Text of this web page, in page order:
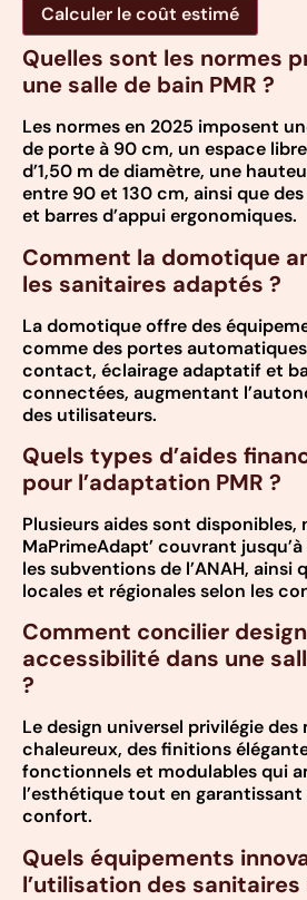
Calculer le coût estimé
Quelles sont les normes
une salle de bain PMR ?
Les normes en 2025 imposent
de porte à 90 cm, un espace
d’1,50 m de diamètre, une
entre 90 et 130 cm, ainsi que
et barres d’appui ergonomiques.
Comment la domotique
les sanitaires adaptés ?
La domotique offre des
comme des portes
contact, éclairage adaptatif et
connectées, augmentant
des utilisateurs.
Quels types d’aides
pour l’adaptation PMR ?
Plusieurs aides sont
MaPrimeAdapt’ couvrant
les subventions de l’ANAH, ainsi
locales et régionales selon les
Comment concilier
accessibilité dans une
?
Le design universel privilégie des
chaleureux, des finitions
fonctionnels et modulables qui
l’esthétique tout en
confort.
Quels équipements
l’utilisation des sanitaires